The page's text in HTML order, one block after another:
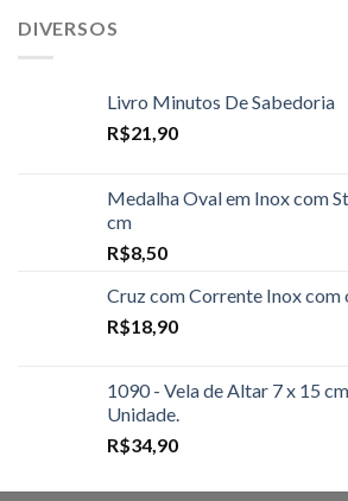
DIVERSOS
Livro Minutos De Sabedoria
R$21,90
Medalha Oval em Inox com
cm
R$8,50
Cruz com Corrente Inox com
R$18,90
1090 - Vela de Altar 7 x 15
Unidade.
R$34,90